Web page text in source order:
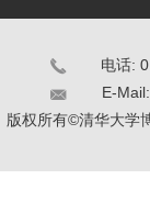
电话:
E-
版权所有©清华大学